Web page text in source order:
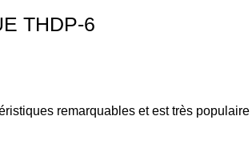
THDP-6
remarquables et est très